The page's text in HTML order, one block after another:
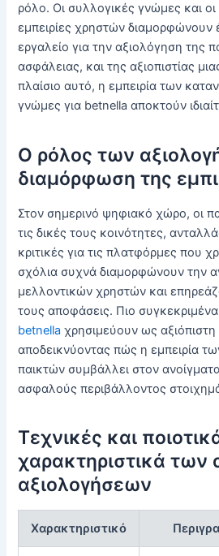
ρόλο. Οι συλλογικές γνώμες και οι
εμπειρίες χρηστών διαμορφώνουν
εργαλείο για την αξιολόγηση της
ασφάλειας, και της αξιοπιστίας
πλαίσιο αυτό, η εμπειρία των
γνώμες για betnella αποκτούν
Ο ρόλος των
διαμόρφωση της
Στον σημερινό ψηφιακό χώρο, οι
τις δικές τους κοινότητες,
κριτικές για τις πλατφόρμες που
σχόλια συχνά διαμορφώνουν την
μελλοντικών χρηστών και
τους αποφάσεις. Πιο
betnella χρησιμεύουν ως
αποδεικνύοντας πώς η εμπειρία
παικτών συμβάλλει στον
ασφαλούς περιβάλλοντος
Τεχνικές και
χαρακτηριστικά των
αξιολογήσεων
Χαρακτηριστικό